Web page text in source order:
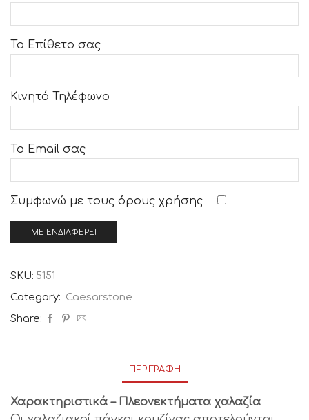
Το Επίθετο σας
Κινητό Τηλέφωνο
Το Email σας
Συμφωνώ με τους όρους χρήσης
SKU: 5151
Category: Caesarstone
Share:
ΠΕΡΙΓΡΑΦΉ
Χαρακτηριστικά – Πλεονεκτήματα χαλαζία